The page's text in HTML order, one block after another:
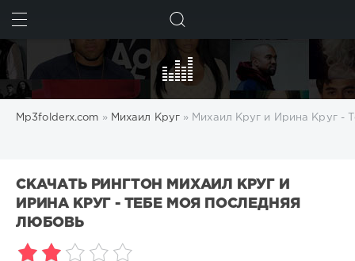
Mp3folderx.com » Михаил Круг» Михаил Круг и Ирина Круг -
СКАЧАТЬ РИНГТОН МИХАИЛ КРУГ И
ИРИНА КРУГ - ТЕБЕ МОЯ ПОСЛЕДНЯЯ
ЛЮБОВЬ